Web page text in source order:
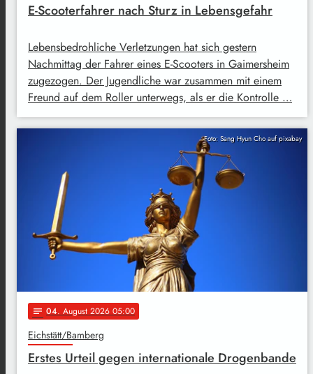
E-Scooterfahrer nach Sturz in Lebensgefahr
Lebensbedrohliche Verletzungen hat sich gestern
Nachmittag der Fahrer eines E-Scooters in Gaimersheim
zugezogen. Der Jugendliche war zusammen mit einem
Freund auf dem Roller unterwegs, als er die Kontrolle …
Foto: Sang Hyun Cho auf pixabay
notes 04. August 2026 05:00
Eichstätt/Bamberg
Erstes Urteil gegen internationale Drogenbande